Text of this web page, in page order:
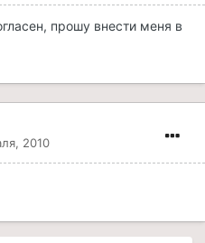
прошу внести меня в
2010